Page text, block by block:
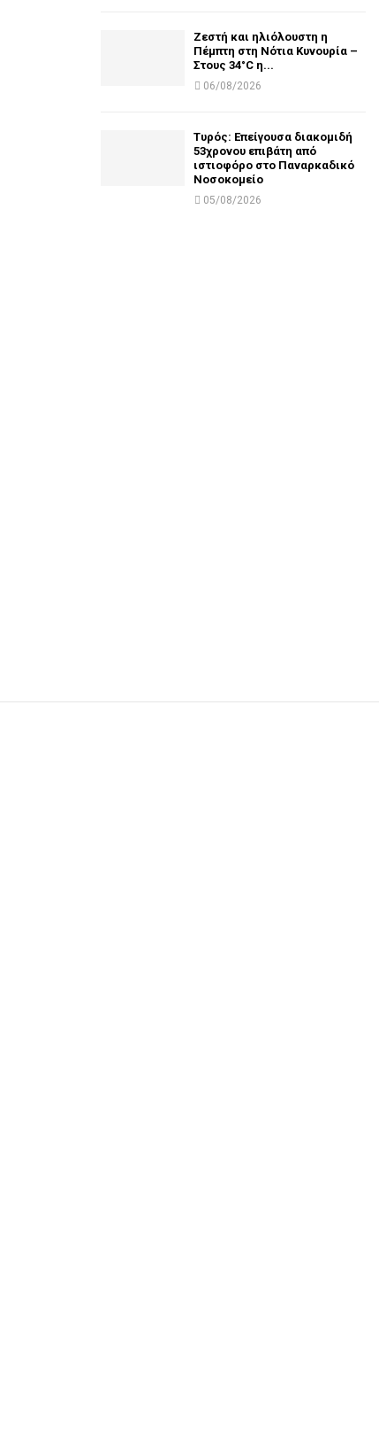
Ζεστή και ηλιόλουστη η
Πέμπτη στη Νότια Κυνουρία –
Στους 34°C η...
06/08/2026
Τυρός: Επείγουσα διακομιδή
53χρονου επιβάτη από
ιστιοφόρο στο Παναρκαδικό
Νοσοκομείο
05/08/2026